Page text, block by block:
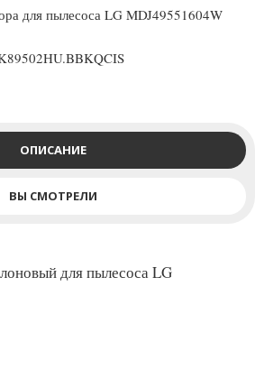
для пылесоса LG MDJ49551604W
ОПИСАНИЕ
ВЫ СМОТРЕЛИ
для пылесоса LG